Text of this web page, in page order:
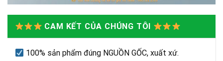
CAM KẾT CỦA CHÚNG TÔI
100% sản phẩm đúng NGUỒN GỐC, xuất xứ.